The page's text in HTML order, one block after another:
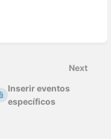
Next
Inserir eventos
específicos